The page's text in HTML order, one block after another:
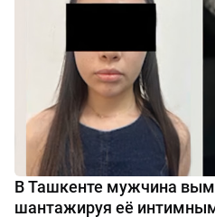
В Ташкенте мужчина
шантажируя её